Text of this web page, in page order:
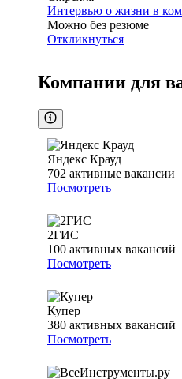
Интервью о жизни в
Можно без резюме
Откликнуться
Компании для
Яндекс Крауд
702 активные вакансии
Посмотреть
2ГИС
100 активных вакансий
Посмотреть
Купер
380 активных вакансий
Посмотреть